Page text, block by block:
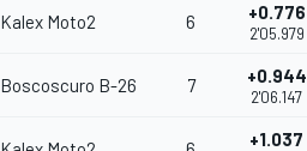
Kalex Moto2 6 +0.776
2'05.979
Boscoscuro B-26 7 +0.944
2'06.147
+1.037